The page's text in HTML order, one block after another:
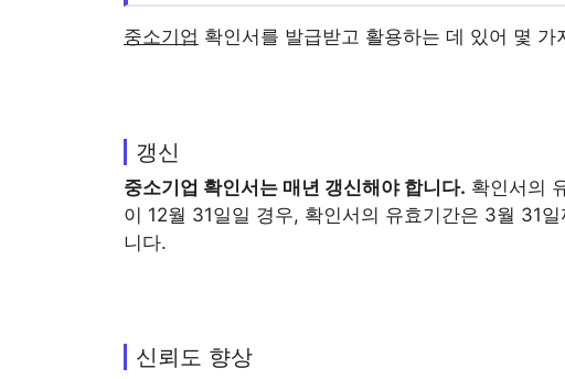
중소기업 확인서를 발급받고 활용하는 데 있어 몇 가
갱신
중소기업 확인서는 매년 갱신해야 합니다. 확인서의
이 12월 31일일 경우, 확인서의 유효기간은 3월 31
니다.
신뢰도 향상